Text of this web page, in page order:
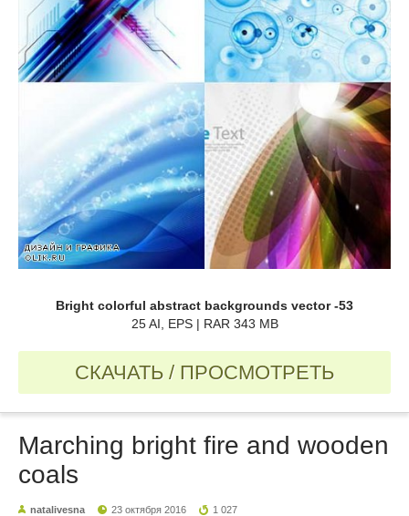
Bright colorful abstract backgrounds vector -53
25 AI, EPS | RAR 343 MB
СКАЧАТЬ / ПРОСМОТРЕТЬ
Marching bright fire and wooden
coals
natalivesna 23 октября 2016 1 027